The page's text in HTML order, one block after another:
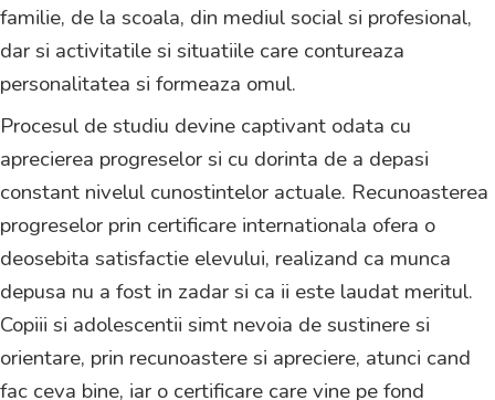
familie, de la scoala, din mediul social si profesional,
dar si activitatile si situatiile care contureaza
personalitatea si formeaza omul.
Procesul de studiu devine captivant odata cu
aprecierea progreselor si cu dorinta de a depasi
constant nivelul cunostintelor actuale. Recunoasterea
progreselor prin certificare internationala ofera o
deosebita satisfactie elevului, realizand ca munca
depusa nu a fost in zadar si ca ii este laudat meritul.
Copiii si adolescentii simt nevoia de sustinere si
orientare, prin recunoastere si apreciere, atunci cand
fac ceva bine, iar o certificare care vine pe fond